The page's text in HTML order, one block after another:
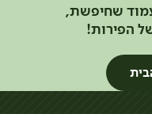
שחיפשת,
הפירות!